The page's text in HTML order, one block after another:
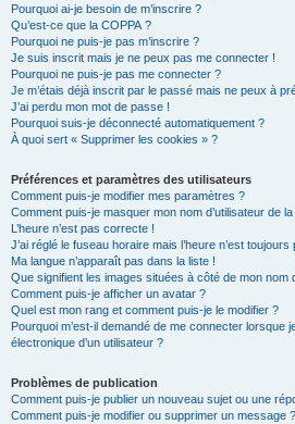
Pourquoi ai-je besoin de m’inscrire ?
Qu’est-ce que la COPPA ?
Pourquoi ne puis-je pas m’inscrire ?
Je suis inscrit mais je ne peux pas me connecter !
Pourquoi ne puis-je pas me connecter ?
Je m’étais déjà inscrit par le passé mais ne peux à
J’ai perdu mon mot de passe !
Pourquoi suis-je déconnecté automatiquement ?
À quoi sert « Supprimer les cookies » ?
Préférences et paramètres des utilisateurs
Comment puis-je modifier mes paramètres ?
Comment puis-je masquer mon nom d’utilisateur de
L’heure n’est pas correcte !
J’ai réglé le fuseau horaire mais l’heure n’est
Ma langue n’apparaît pas dans la liste !
Que signifient les images situées à côté de mon nom
Comment puis-je afficher un avatar ?
Quel est mon rang et comment puis-je le modifier ?
Pourquoi m’est-il demandé de me connecter lorsque
électronique d’un utilisateur ?
Problèmes de publication
Comment puis-je publier un nouveau sujet ou une
Comment puis-je modifier ou supprimer un message ?